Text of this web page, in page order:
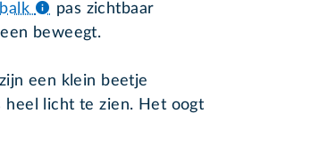
pas zichtbaar
beweegt.
een klein beetje
heel licht te zien. Het oogt